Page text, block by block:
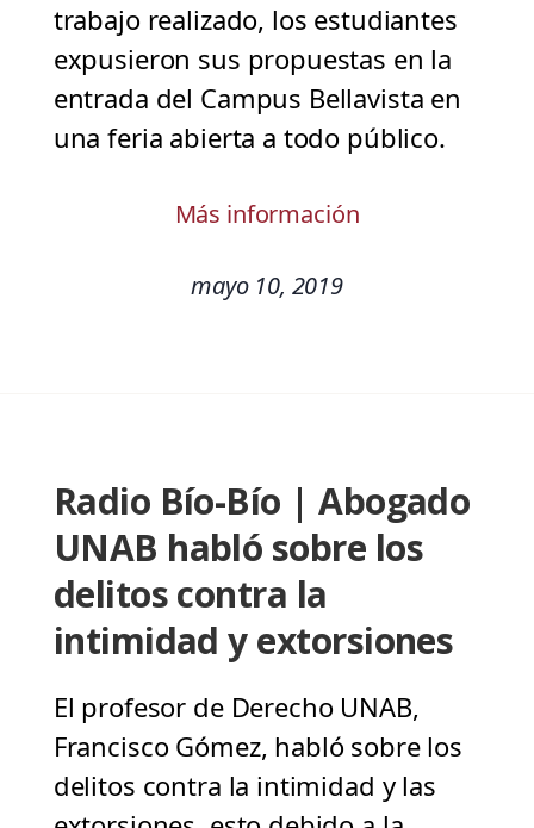
trabajo realizado, los estudiantes
expusieron sus propuestas en la
entrada del Campus Bellavista en
una feria abierta a todo público.
Más información
mayo 10, 2019
Radio Bío-Bío | Abogado
UNAB habló sobre los
delitos contra la
intimidad y extorsiones
El profesor de Derecho UNAB,
Francisco Gómez, habló sobre los
delitos contra la intimidad y las